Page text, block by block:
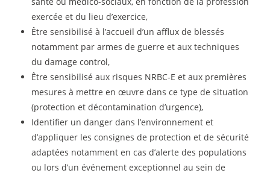
exercée et du lieu d’exercice,
Être sensibilisé à l’accueil d’un afflux de blessés
notamment par armes de guerre et aux techniques
du damage control,
Être sensibilisé aux risques NRBC-E et aux premières
mesures à mettre en œuvre dans ce type de situation
(protection et décontamination d’urgence),
Identifier un danger dans l’environnement et
d’appliquer les consignes de protection et de sécurité
adaptées notamment en cas d’alerte des populations
ou lors d’un événement exceptionnel au sein de